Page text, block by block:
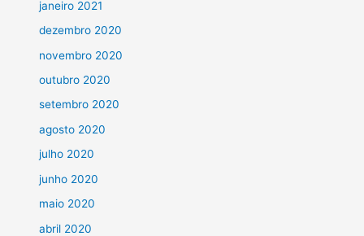
janeiro 2021
dezembro 2020
novembro 2020
outubro 2020
setembro 2020
agosto 2020
julho 2020
junho 2020
maio 2020
abril 2020